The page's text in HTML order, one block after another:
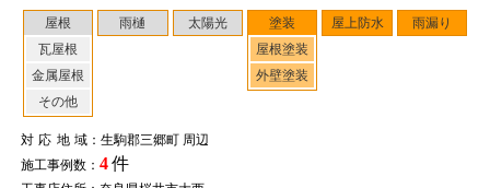
屋根
瓦屋根
金属屋根
その他
雨樋 太陽光
塗装
屋根塗装
外壁塗装
屋上防水 雨漏り
対応地域：生駒郡三郷町 周辺
施工事例数： 4件